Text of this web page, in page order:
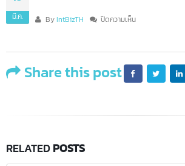
10 10 ฟีเจอร์ยอดฮิต LINE OA
10
ฟีเจอร์
ยอด
OA